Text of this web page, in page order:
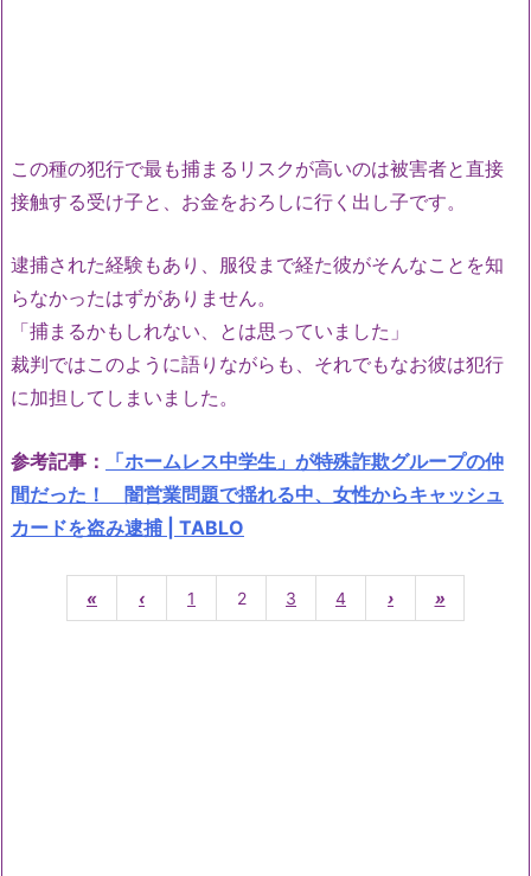
この種の犯行で最も捕まるリスクが高いのは被害者と直接
接触する受け子と、お金をおろしに行く出し子です。
逮捕された経験もあり、服役まで経た彼がそんなことを知
らなかったはずがありません。
「捕まるかもしれない、とは思っていました」
裁判ではこのように語りながらも、それでもなお彼は犯行
に加担してしまいました。
参考記事：
「ホームレス中学生」が特殊詐欺グループの仲
間だった！ 闇営業問題で揺れる中、女性からキャッシュ
カードを盗み逮捕 | TABLO
« ‹ 1 2 3 4 › »